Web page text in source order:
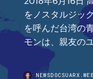
をノスタルジッ
を呼んだ台湾の
モンは、親友の